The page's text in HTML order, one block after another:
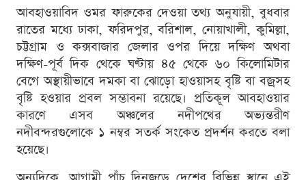
আবহাওয়াবিদ ওমর ফারুকের দেওয়া তথ্য অনুযায়ী, বুধবার
রাতের মধ্যে ঢাকা, ফরিদপুর, বরিশাল, নোয়াখালী, কুমিল্লা,
চট্টগ্রাম ও কক্সবাজার জেলার ওপর দিয়ে দক্ষিণ অথবা
দক্ষিণ-পূর্ব দিক থেকে ঘণ্টায় ৪৫ থেকে ৬০ কিলোমিটার
বেগে অস্থায়ীভাবে দমকা বা ঝোড়ো হাওয়াসহ বৃষ্টি বা বজ্রসহ
বৃষ্টি হওয়ার প্রবল সম্ভাবনা রয়েছে। প্রতিকূল আবহাওয়ার
কারণে এসব অঞ্চলের নদীপথের অভ্যন্তরীণ
নদীবন্দরগুলোকে ১ নম্বর সতর্ক সংকেত প্রদর্শন করতে বলা
হয়েছে।